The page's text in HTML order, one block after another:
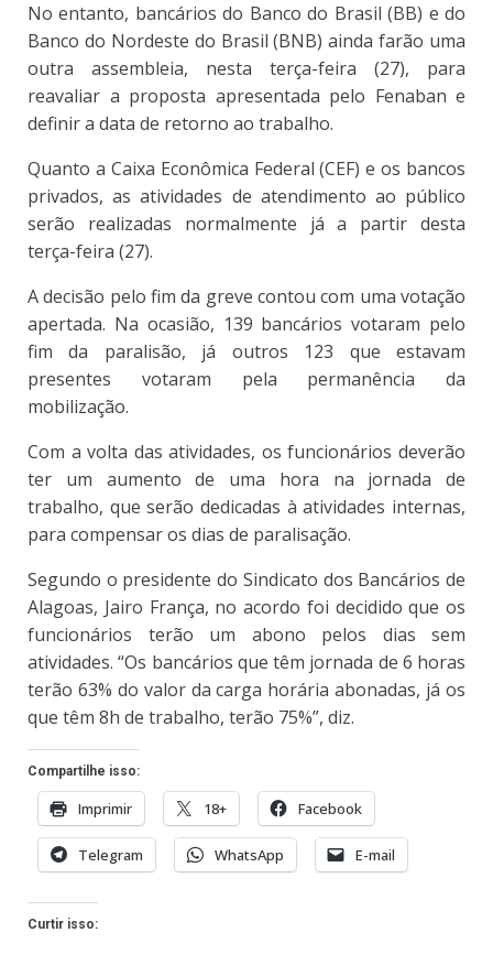
No entanto, bancários do Banco do Brasil (BB) e do
Banco do Nordeste do Brasil (BNB) ainda farão uma
outra assembleia, nesta terça-feira (27), para
reavaliar a proposta apresentada pelo Fenaban e
definir a data de retorno ao trabalho.
Quanto a Caixa Econômica Federal (CEF) e os bancos
privados, as atividades de atendimento ao público
serão realizadas normalmente já a partir desta
terça-feira (27).
A decisão pelo fim da greve contou com uma votação
apertada. Na ocasião, 139 bancários votaram pelo
fim da paralisão, já outros 123 que estavam
presentes votaram pela permanência da
mobilização.
Com a volta das atividades, os funcionários deverão
ter um aumento de uma hora na jornada de
trabalho, que serão dedicadas à atividades internas,
para compensar os dias de paralisação.
Segundo o presidente do Sindicato dos Bancários de
Alagoas, Jairo França, no acordo foi decidido que os
funcionários terão um abono pelos dias sem
atividades. “Os bancários que têm jornada de 6 horas
terão 63% do valor da carga horária abonadas, já os
que têm 8h de trabalho, terão 75%”, diz.
Compartilhe isso:
Imprimir 18+ Facebook
Telegram WhatsApp E-mail
Curtir isso: